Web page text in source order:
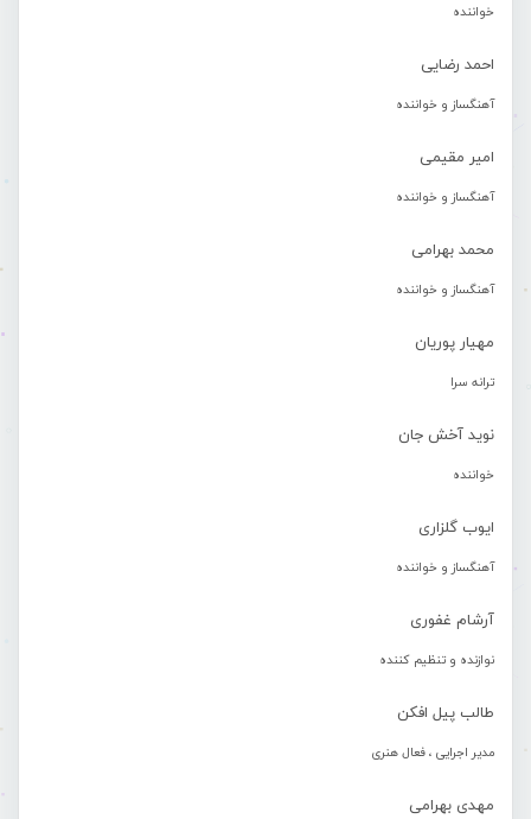
خواننده
احمد رضایی
آهنگساز و خواننده
امیر مقیمی
آهنگساز و خواننده
محمد بهرامی
آهنگساز و خواننده
مهیار پوریان
ترانه سرا
نوید آخش جان
خواننده
ایوب گلزاری
آهنگساز و خواننده
آرشام غفوری
نوازنده و تنظیم کننده
طالب پیل افکن
مدیر اجرایی ، فعال هنری
مهدی بهرامی